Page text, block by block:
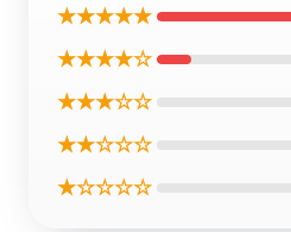
★★★★★
★★★★☆
★★★☆☆
★★☆☆☆
★☆☆☆☆